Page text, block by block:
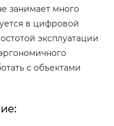
занимает много
в цифровой
эксплуатации
с объектами